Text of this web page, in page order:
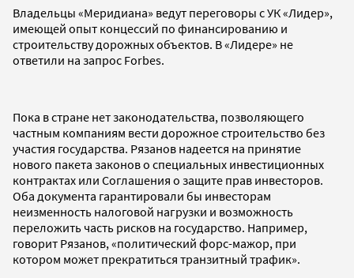
Владельцы «Меридиана» ведут переговоры с УК «Лидер»,
имеющей опыт концессий по финансированию и
строительству дорожных объектов. В «Лидере» не
ответили на запрос Forbes.
Пока в стране нет законодательства, позволяющего
частным компаниям вести дорожное строительство без
участия государства. Рязанов надеется на принятие
нового пакета законов о специальных инвестиционных
контрактах или Соглашения о защите прав инвесторов.
Оба документа гарантировали бы инвесторам
неизменность налоговой нагрузки и возможность
переложить часть рисков на государство. Например,
говорит Рязанов, «политический форс-мажор, при
котором может прекратиться транзитный трафик».